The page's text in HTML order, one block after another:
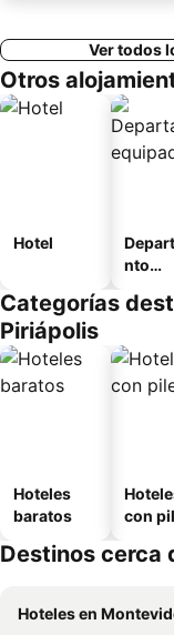
Ver todos
Otros
Hotel
nto
Categorías
Piriápolis
Hoteles
baratos
con
Destinos cerca
Hoteles en